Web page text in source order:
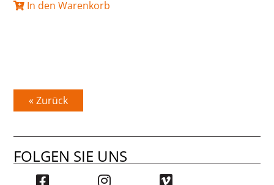
In den Warenkorb
« Zurück
FOLGEN SIE UNS